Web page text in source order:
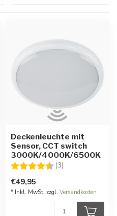
Deckenleuchte mit
Sensor, CCT switch
3000K/4000K/6500K
Bewertung:
(3)
€49,95
* Inkl. MwSt. zzgl. Versandkosten